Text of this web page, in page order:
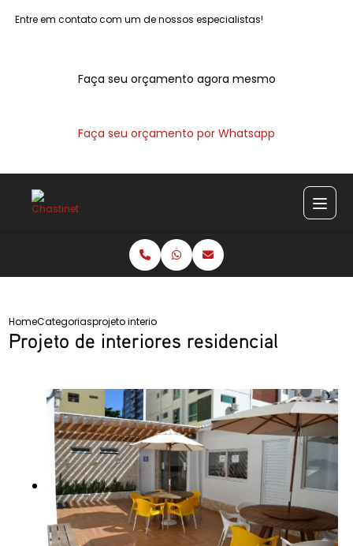
Entre em contato com um de nossos especialistas!
Faça seu orçamento agora mesmo
Faça seu orçamento por Whatsapp
HomeCategoriasprojeto interiores residencial
Projeto de interiores residencial